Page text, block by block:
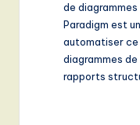
de
Paradigm est
automatiser ce
diagrammes
rapports